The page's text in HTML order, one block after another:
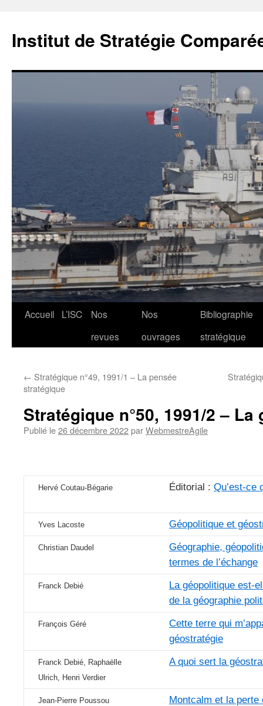
Institut de Stratégie
Aller
Accueil L’ISC
Nos
revues
Nos
ouvrages
Bibliographie
stratégique
← Stratégique n°49, 1991/1 – La pensée
stratégique
Stratégique n°50, 1991/2 –
Publié le26 décembre 2022parWebmestreAgile
Hervé Coutau-Bégarie Éditorial : Qu’est-ce
Yves Lacoste Géopolitique et
Christian Daudel
Géographie,
termes de l’échange
Franck Debié
La géopolitique est-
de la géographie
François Géré
Cette terre qui
géostratégie
Franck Debié, Raphaëlle
Ulrich, Henri Verdier
A quoi sert la
Jean-Pierre Poussou Montcalm et la perte